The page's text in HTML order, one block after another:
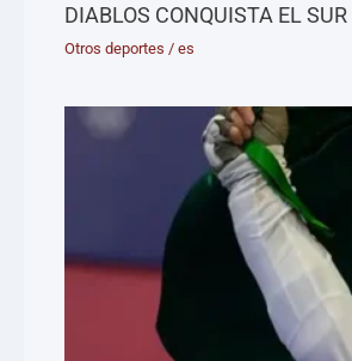
DIABLOS CONQUISTA EL SUR
Otros deportes /es